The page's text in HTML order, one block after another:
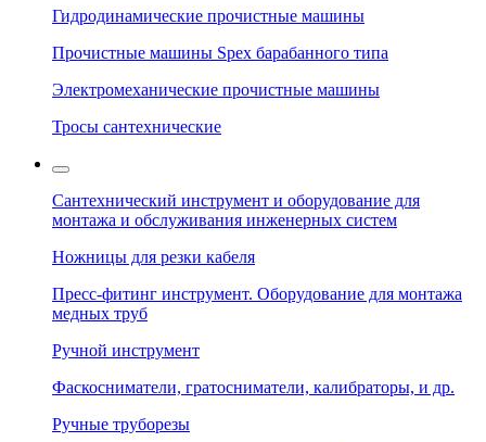
Гидродинамические прочистные машины
Прочистные машины Spex барабанного типа
Электромеханические прочистные машины
Тросы сантехнические
Сантехнический инструмент и оборудование для
монтажа и обслуживания инженерных систем
Ножницы для резки кабеля
Пресс-фитинг инструмент. Оборудование для монтажа
медных труб
Ручной инструмент
Фаскосниматели, гратосниматели, калибраторы, и др.
Ручные труборезы